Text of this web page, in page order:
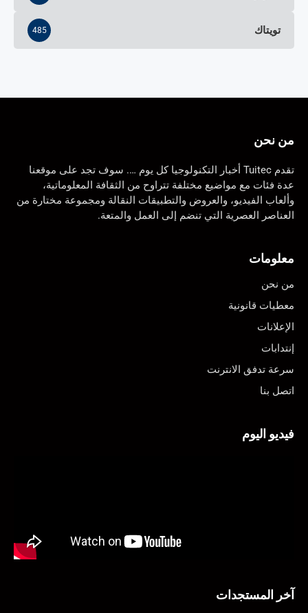
تويتاك 485
من نحن
تقدم Tuitec أخبار التكنولوجيا كل يوم …. سوف تجد على موقعنا
عدة فئات مع مواضيع مختلفة تتراوح من الثقافة المعلوماتية،
وألعاب الفيديو، والعروض والتطبيقات النقالة ومجموعة مختارة من
العناصر العصرية التي تنضم إلى العمل والمتعة.
معلومات
من نحن
معطيات قانونية
الإعلانات
إنتدابات
سرعة تدفق الانترنت
اتصل بنا
فيديو اليوم
آخر المستجدات